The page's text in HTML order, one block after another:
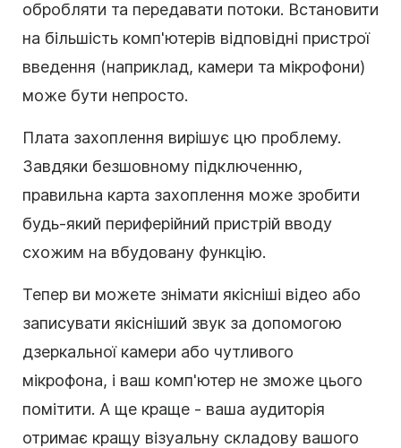
обробляти та передавати потоки. Встановити
на більшість комп'ютерів відповідні пристрої
введення (наприклад, камери та мікрофони)
може бути непросто.
Плата захоплення вирішує цю проблему.
Завдяки безшовному підключенню,
правильна карта захоплення може зробити
будь-який периферійний пристрій вводу
схожим на вбудовану функцію.
Тепер ви можете знімати якісніші відео або
записувати якісніший звук за допомогою
дзеркальної камери або чутливого
мікрофона, і ваш комп'ютер не зможе цього
помітити. А ще краще - ваша аудиторія
отримає кращу візуальну складову вашого